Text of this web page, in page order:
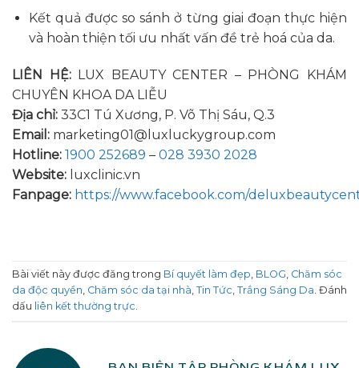
​Kết quả được so sánh ở từng giai đoạn thực hiện
và hoàn thiện tối ưu nhất vấn đề trẻ hoá của da.
LIÊN HỆ:LUX BEAUTY CENTER – PHÒNG KHÁM
CHUYÊN KHOA DA LIỄU
Địa chỉ: 33C1 Tú Xương, P. Võ Thị Sáu, Q.3
Email: marketing01@luxluckygroup.com
Hotline: 1900 252689 – 028 3930 2028
Website: luxclinic.vn
Fanpage: https://www.facebook.com/
Bài viết này được đăng trong Bí quyết làm đẹp, BLOG, Chăm sóc
da độc quyền, Chăm sóc da tại nhà, Tin Tức, Trắng Sáng Da. Đánh
dấu liên kết thường trực.